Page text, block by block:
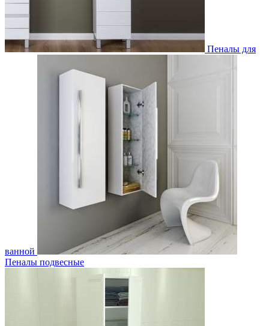
Пеналы для
ванной
Пеналы подвесные